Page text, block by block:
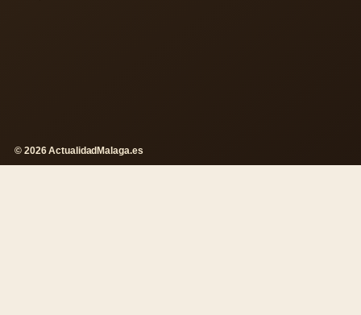
© 2026 ActualidadMalaga.es